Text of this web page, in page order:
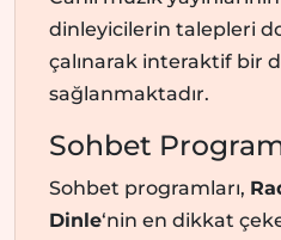
dinleyicilerin talepleri
çalınarak interaktif bir
sağlanmaktadır.
Sohbet
Sohbet programları,
Dinle‘nin en dikkat